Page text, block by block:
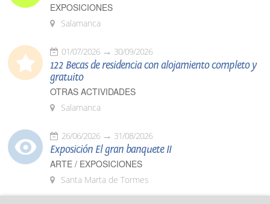
EXPOSICIONES
Salamanca
01/07/2026 30/09/2026
122 Becas de residencia con alojamiento completo y
gratuito
OTRAS ACTIVIDADES
Salamanca
26/06/2026 31/08/2026
Exposición El gran banquete II
ARTE / EXPOSICIONES
Santa Marta de Tormes